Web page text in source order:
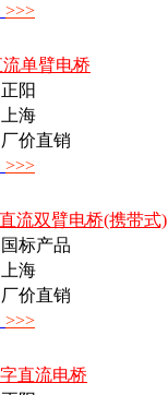
>>>
流单臂电桥
阳
海
价直销
>>>
流双臂电桥(携带式)
标产品
海
价直销
>>>
直流电桥